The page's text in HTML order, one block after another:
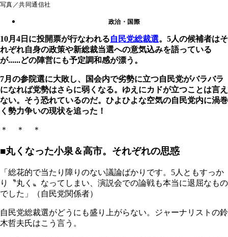
写真／共同通信社
政治・国際
10月4日に投開票が行なわれる自民党総裁選。5人の候補者はそ
れぞれ自身の政策や新総裁当選への意気込みを語っている
が......どの陣営にも予定調和感が漂う。
7月の参院選に大敗し、国会内で劣勢に立つ自民党がバラバラ
になれば党勢はさらに弱くなる。ゆえにカドが立つことは言え
ない。そう恐れているのだ。ひよひよな空気の自民党内に渦巻
く勢力争いの現状を追った！
＊ ＊ ＊
■丸くなった小泉＆高市。それぞれの思惑
「総花的で当たり障りのない議論ばかりです。5人ともすっか
り〝丸く〟なってしまい、演説会での論戦も本当に退屈なもの
でした」（自民党関係者）
自民党総裁選がどうにも盛り上がらない。ジャーナリストの鈴
木哲夫氏はこう言う。